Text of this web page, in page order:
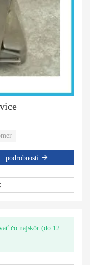
podrobnosti
čo najskôr (do 12